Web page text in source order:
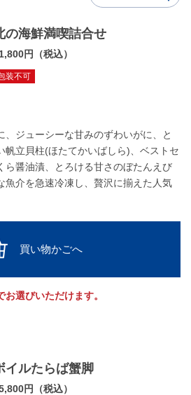
の海鮮満喫詰合せ
円（税込）
装不可
、ジューシーな甘みのずわいがに、と
帆立貝柱(ほたてかいばしら)、ベストセ
ら醤油漬、とろける甘さのぼたんえび
魚介を急速冷凍し、贅沢に揃えた人気
買い物かごへ
選びいただけます。
イルたらば蟹脚
円（税込）